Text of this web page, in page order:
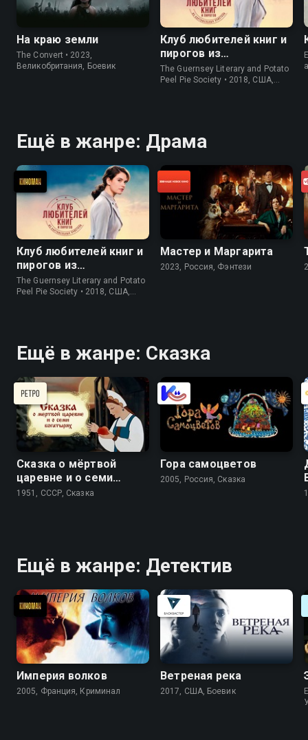
На краю земли
The Convert • 2023,
Великобритания, Боевик
Клуб любителей книг и
пирогов из
картофельных
очистков
The Guernsey Literary and Potato
Peel Pie Society • 2018, США,
Ещё в жанре: Драма
Клуб любителей книг и
пирогов из
картофельных
очистков
The Guernsey Literary and Potato
Peel Pie Society • 2018, США,
Мастер и Маргарита
2023, Россия, Фэнтези
Ещё в жанре: Сказка
Сказка о мёртвой
царевне и о семи
богатырях
1951, СССР, Сказка
Гора самоцветов
2005, Россия, Сказка
Ещё в жанре: Детектив
Империя волков
2005, Франция, Криминал
Ветреная река
2017, США, Боевик